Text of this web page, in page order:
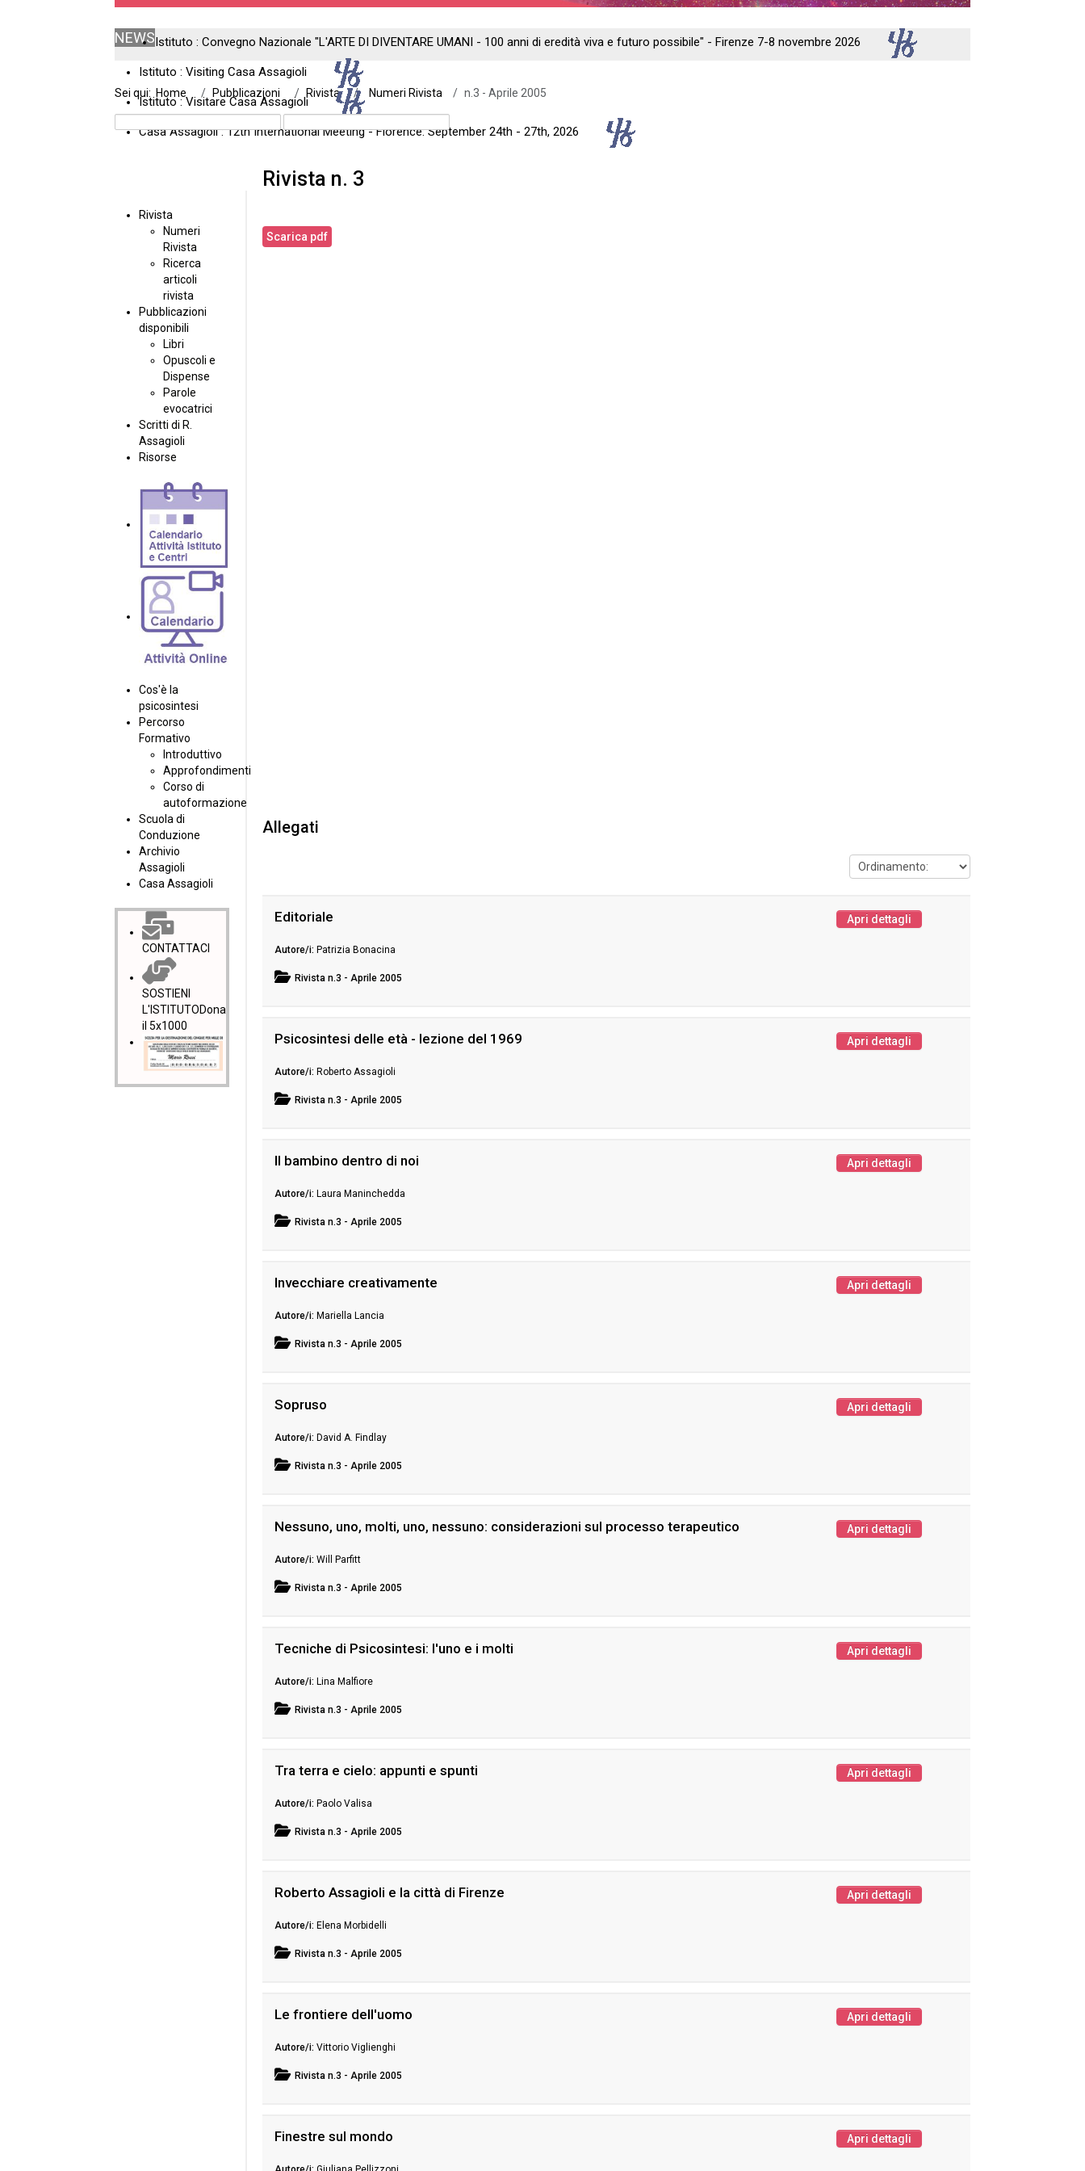
NEWSIstituto : Convegno Nazionale "L'ARTE DI DIVENTARE UMANI - 100 anni di eredità viva e futuro possibile" - Firenze 7-8 novembre 2026
Istituto : Visiting Casa Assagioli
Istituto : Visitare Casa Assagioli
Casa Assagioli : 12th International Meeting - Florence: September 24th - 27th, 2026
Sei qui: Home Pubblicazioni Rivista Numeri Rivista n.3 - Aprile 2005
Rivista
Numeri
Rivista
Ricerca
articoli
rivista
Pubblicazioni
disponibili
Libri
Opuscoli e
Dispense
Parole
evocatrici
Scritti di R.
Assagioli
Risorse
Cos'è la
psicosintesi
Percorso
Formativo
Introduttivo
Approfondimenti
Corso di
autoformazione
Scuola di
Conduzione
Archivio
Assagioli
Casa Assagioli
CONTATTACI
SOSTIENI
L'ISTITUTODona
il 5x1000
Rivista n. 3
Scarica pdf
Allegati
Editoriale
Patrizia Bonacina
Rivistan.3 - Aprile 2005
Apri dettagli
Psicosintesi delle età - lezione del 1969
Roberto Assagioli
Rivistan.3 - Aprile 2005
Apri dettagli
Il bambino dentro di noi
Laura Maninchedda
Rivistan.3 - Aprile 2005
Apri dettagli
Invecchiare creativamente
Mariella Lancia
Rivistan.3 - Aprile 2005
Apri dettagli
Sopruso
David A. Findlay
Rivistan.3 - Aprile 2005
Apri dettagli
Nessuno, uno, molti, uno, nessuno: considerazioni sul processo terapeutico
Will Parfitt
Rivistan.3 - Aprile 2005
Apri dettagli
Tecniche di Psicosintesi: l'uno e i molti
Lina Malfiore
Rivistan.3 - Aprile 2005
Apri dettagli
Tra terra e cielo: appunti e spunti
Paolo Valisa
Rivistan.3 - Aprile 2005
Apri dettagli
Roberto Assagioli e la città di Firenze
Elena Morbidelli
Rivistan.3 - Aprile 2005
Apri dettagli
Le frontiere dell'uomo
Vittorio Viglienghi
Rivistan.3 - Aprile 2005
Apri dettagli
Finestre sul mondo Apri dettagli